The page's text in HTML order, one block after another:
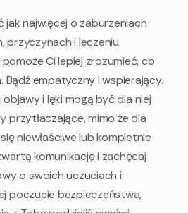
jak najwięcej o zaburzeniach
przyczynach i leczeniu.
Ci lepiej zrozumieć, co
empatyczny i wspierający.
i lęki mogą być dla niej
przytłaczające, mimo że dla
niewłaściwe lub kompletnie
komunikację i zachęcaj
o swoich uczuciach i
poczucie bezpieczeństwa,